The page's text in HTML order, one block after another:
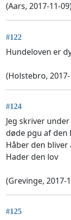
(Aars, 2017-11-
#122
Hundeloven er
(Holstebro,
#124
Jeg skriver
døde pgu af den
Håber den
Hader den lov
(Grevinge, 2017-
#125